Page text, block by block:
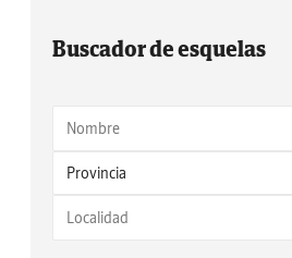
Buscador de esquelas